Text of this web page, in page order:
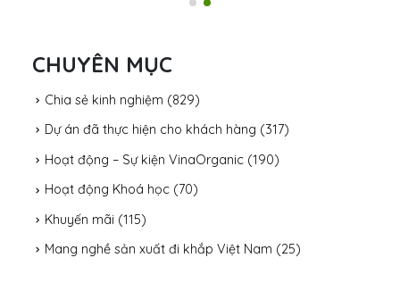
CHUYÊN MỤC
Chia sẻ kinh nghiệm (829)
Dự án đã thực hiện cho khách hàng (317)
Hoạt động – Sự kiện VinaOrganic (190)
Hoạt động Khoá học (70)
Khuyến mãi (115)
Mang nghề sản xuất đi khắp Việt Nam (25)